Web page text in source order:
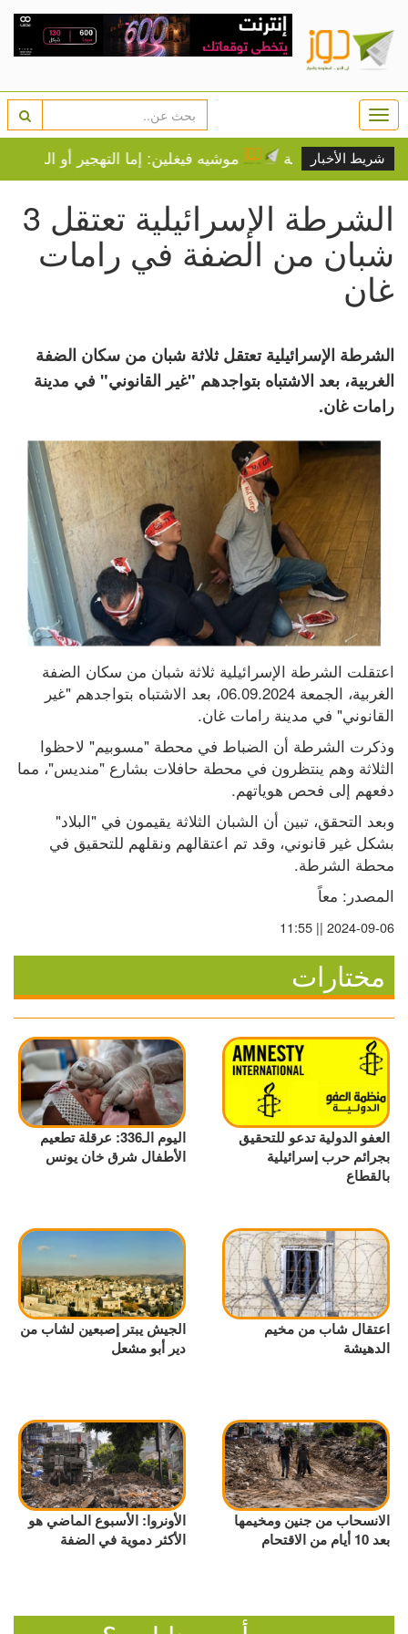
شريط الأخبار
صيفية عادية موشيه فيغلين: إما التهجير أو الموت
الشرطة الإسرائيلية تعتقل 3
شبان من الضفة في رامات
غان
الشرطة الإسرائيلية تعتقل ثلاثة شبان من سكان الضفة
الغربية، بعد الاشتباه بتواجدهم "غير القانوني" في مدينة
رامات غان.
القانوني" في مدينة رامات غان.
دفعهم إلى فحص هوياتهم.
محطة الشرطة.
المصدر: معاً
2024-09-06 || 11:55
مختارات
العفو الدولية تدعو للتحقيق
بجرائم حرب إسرائيلية
بالقطاع
اليوم الـ336: عرقلة تطعيم
الأطفال شرق خان يونس
اعتقال شاب من مخيم
الدهيشة
الجيش يبتر إصبعين لشاب من
دير أبو مشعل
الانسحاب من جنين ومخيمها
بعد 10 أيام من الاقتحام
الأونروا: الأسبوع الماضي هو
الأكثر دموية في الضفة